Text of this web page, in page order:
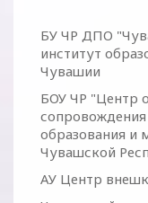
БУ ЧР ДПО
институт
Чувашии
БОУ ЧР "Центр
образования и
Чувашской
АУ Центр